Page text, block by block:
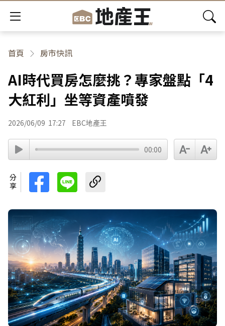
首頁 房市快訊
AI時代買房怎麼挑？專家盤點「4
大紅利」坐等資產噴發
2026/06/09 17:27 EBC地產王
00:00
分享